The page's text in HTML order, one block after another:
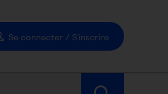
Se connecter / S'inscrire